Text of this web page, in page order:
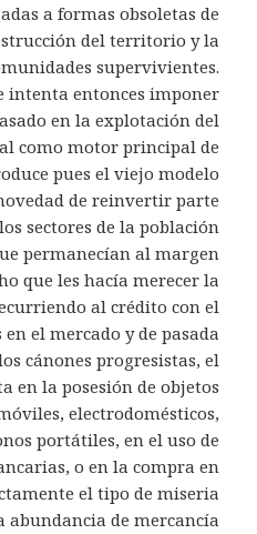
a formas obsoletas de
del territorio y la
supervivientes.
intenta entonces imponer
en la explotación del
como motor principal de
pues el viejo modelo
de reinvertir parte
sectores de la población
permanecían al margen
que les hacía merecer la
al crédito con el
el mercado y de pasada
cánones progresistas, el
en la posesión de objetos
electrodomésticos,
portátiles, en el uso de
o en la compra en
el tipo de miseria
abundancia de mercancía